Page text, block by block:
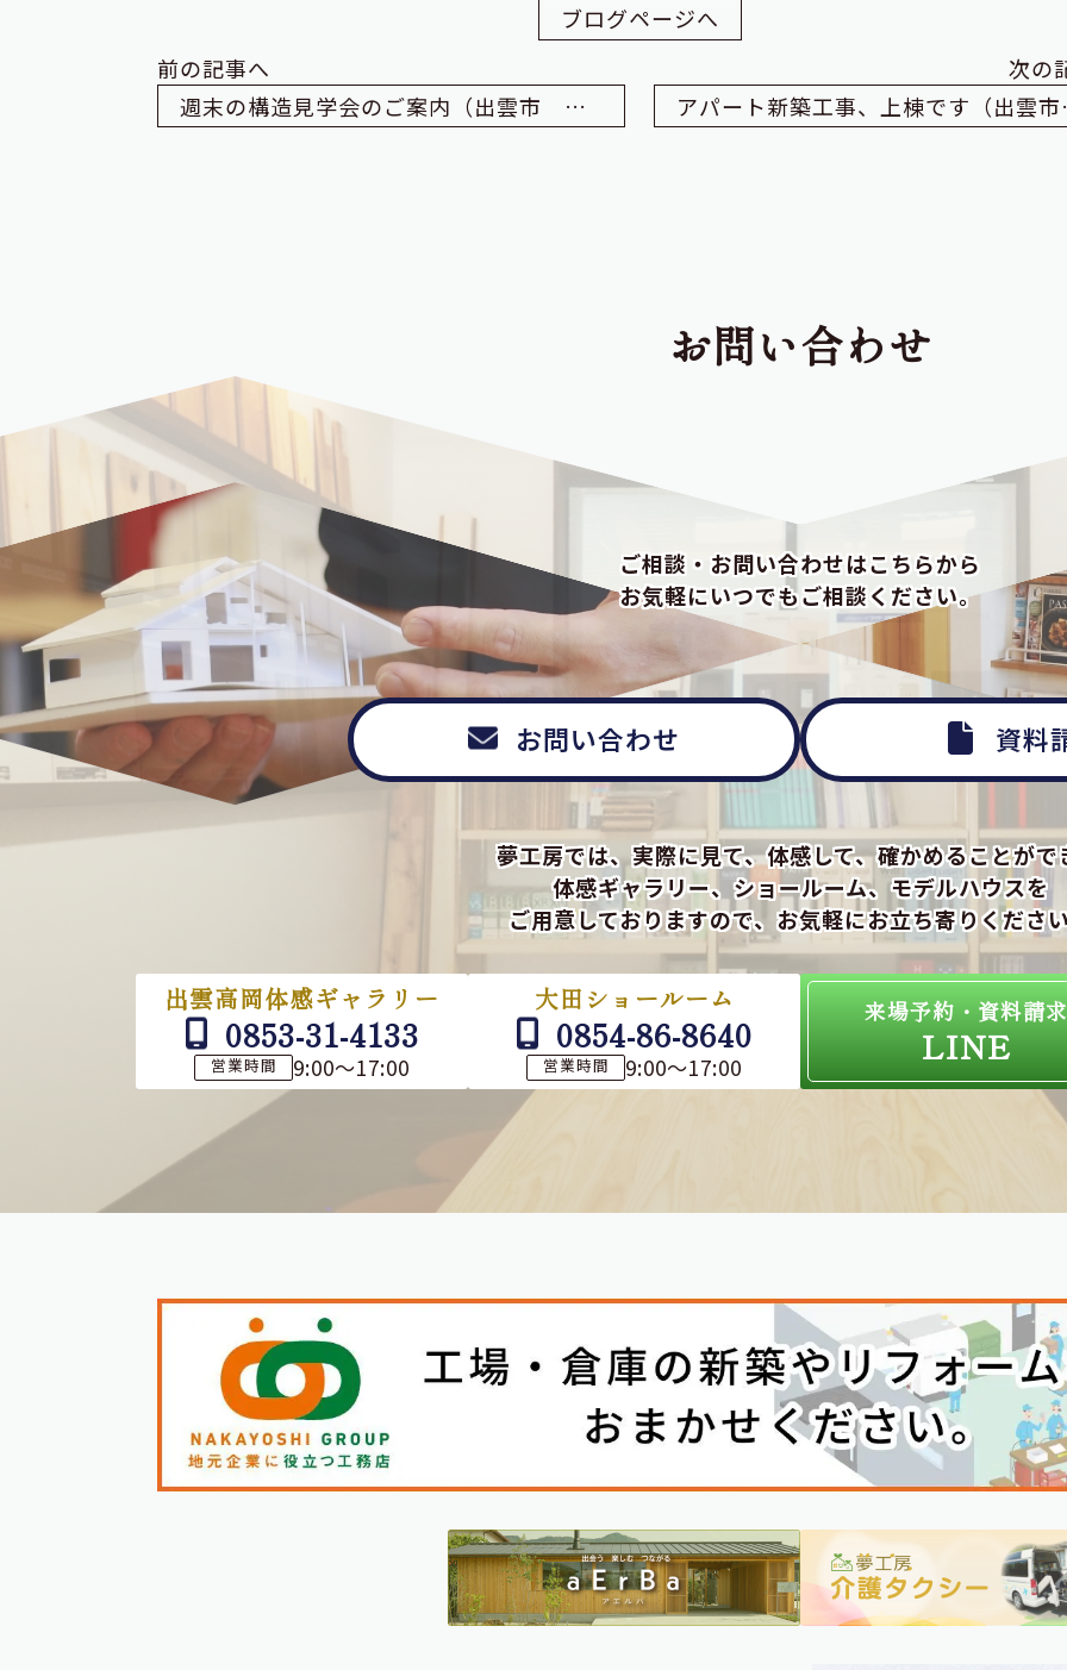
ブログページへ
前の記事へ
週末の構造見学会のご案内（出雲市 夢工房）
次の
アパ
お問い合わせ
ご相談・お問い合わせはこちらから
お気軽にいつでもご相談ください。
お問い合わせ 資料
夢工房では、実際に見て、体感して、確かめることがで
体感ギャラリー、ショールーム、モデルハウスを
ご用意しておりますので、お気軽にお立ち寄りくださ
出雲高岡体感ギャラリー
0853-31-4133
営業時間 9:00～17:00
大田ショールーム
0854-86-8640
営業時間 9:00～17:00
来場予約・資料請求
LINE